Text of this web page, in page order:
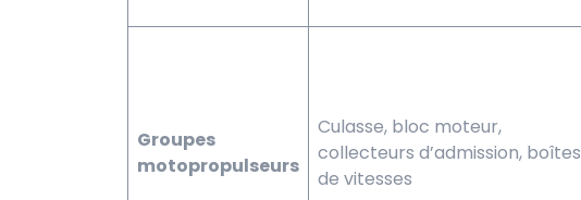
Groupes
motopropulseurs
Culasse, bloc moteur,
collecteurs d’admission, boîtes
de vitesses